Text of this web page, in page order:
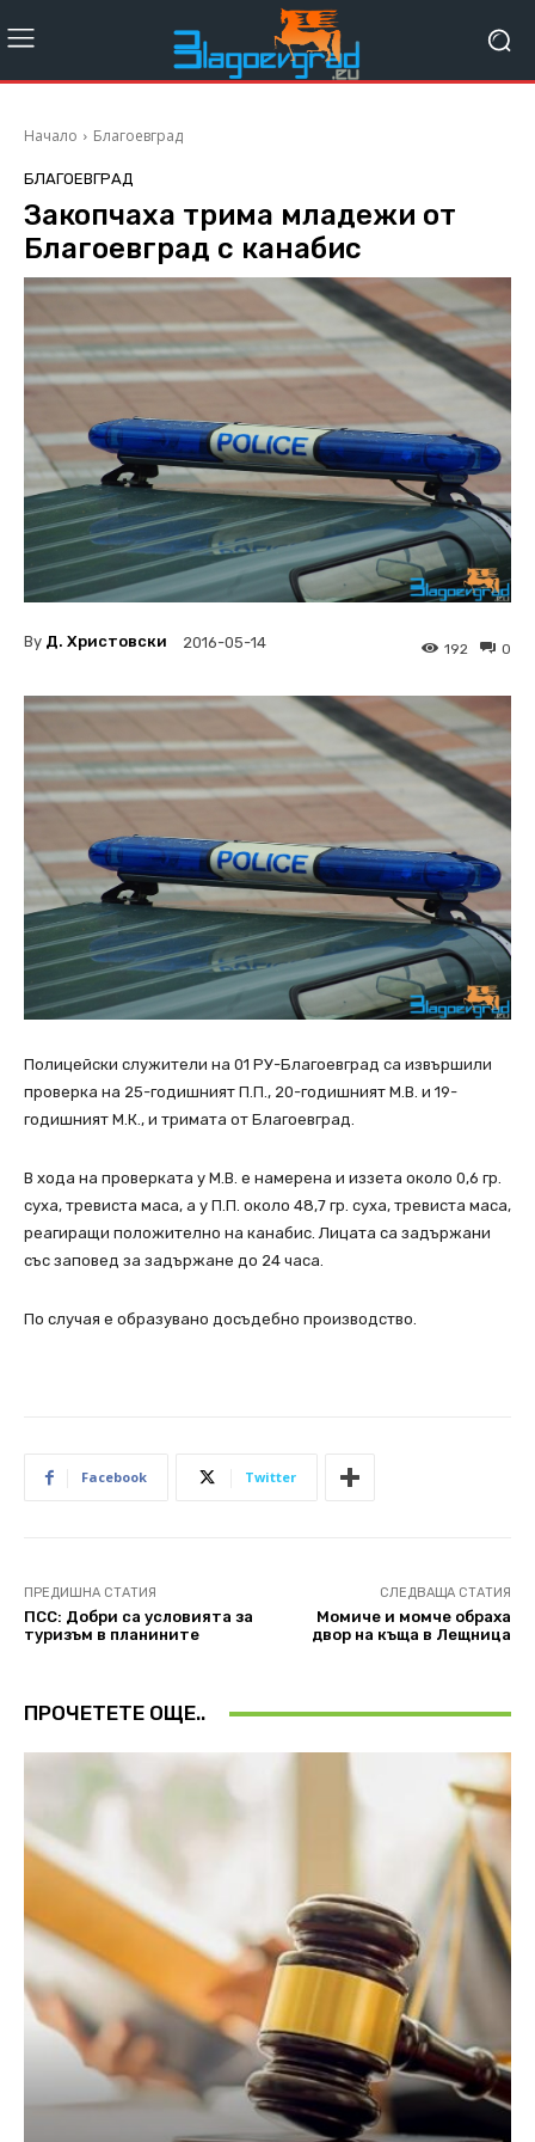
Начало Благоевград
БЛАГОЕВГРАД
Закопчаха трима младежи от
Благоевград с канабис
By Д. Христовски 2016-05-14 0
192
Полицейски служители на 01 РУ-Благоевград са извършили
проверка на 25-годишният П.П., 20-годишният М.В. и 19-
годишният М.К., и тримата от Благоевград.
В хода на проверката у М.В. е намерена и иззета около 0,6 гр.
суха, тревиста маса, а у П.П. около 48,7 гр. суха, тревиста маса,
реагиращи положително на канабис. Лицата са задържани
със заповед за задържане до 24 часа.
По случая е образувано досъдебно производство.
Facebook Twitter
ПРЕДИШНА СТАТИЯ
ПСС: Добри са условията за
туризъм в планините
СЛЕДВАЩА СТАТИЯ
Момиче и момче обраха
двор на къща в Лещница
ПРОЧЕТЕТЕ ОЩЕ..